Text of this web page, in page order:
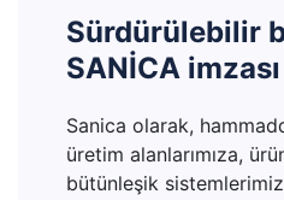
Sürdürülebilir
SANİCA imzası
Sanica olarak,
üretim alanlarımıza,
bütünleşik